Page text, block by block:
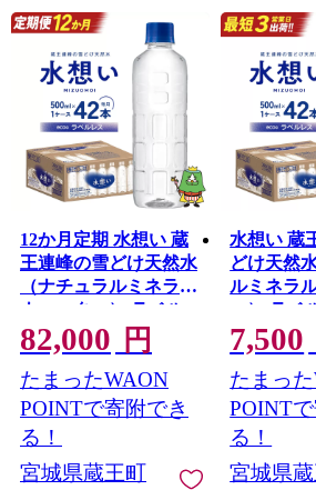
蔵王の象徴『御釜』をはじめ、季節
緑、紅葉のドライブが楽しめる山岳
イン』。花の季節は、水田と残雪の
ションが素敵。秋は食材の宝庫なら
祭りが毎週のように開催されます。
賞。そして温泉。
癒・遊・食の全てを満喫できます。
12か月定期 水想い 蔵
王連峰の雪どけ天然水
（ナチュラルミネラル
ウォーター） ラベル
レス 500ml×42本／計
252L 【04301-0739】
82,000 円
たまったWAON
POINTで寄附でき
る！
宮城県蔵王町
水想い 蔵
どけ天然
ルミネラ
ー） ラ
500ml×42
【04301-
7,500
たまっ
POINT
る！
宮城県